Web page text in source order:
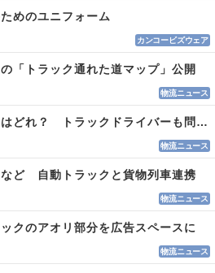
めのユニフォーム
カンコービズウェア
「トラック通れた道マップ」公開
物流ニュース
自転車が従う信号はどれ？ トラックドライバーも問われる認識
物流ニュース
ど 自動トラックと貨物列車連携
物流ニュース
クのアオリ部分を広告スペースに
物流ニュース